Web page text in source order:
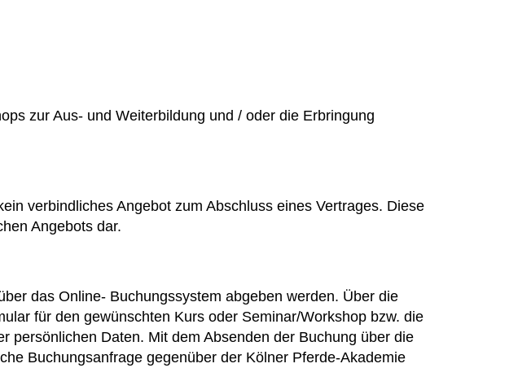
zur Aus- und Weiterbildung und / oder die Erbringung
verbindliches Angebot zum Abschluss eines Vertrages. Diese
Angebots dar.
das Online- Buchungssystem abgeben werden. Über die
für den gewünschten Kurs oder Seminar/Workshop bzw. die
persönlichen Daten. Mit dem Absenden der Buchung über die
Buchungsanfrage gegenüber der Kölner Pferde-Akademie